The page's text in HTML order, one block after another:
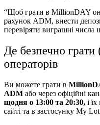
“Щоб грати в MillionDAY
рахунок ADM, внести
перевіряти виграшні числа
Де безпечно
операторів
Ви можете грати в
ADM або через офіційні
щодня о 13:00 та 20:30, і
сайті та в застосунку My